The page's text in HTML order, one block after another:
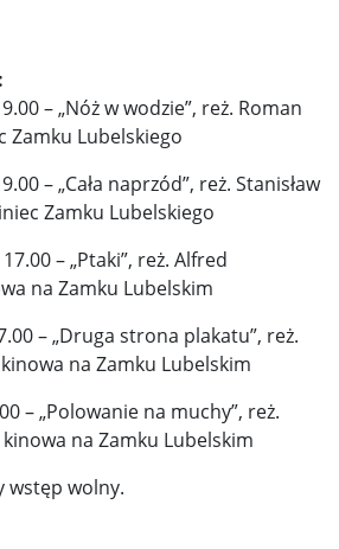
– „Nóż w wodzie”, reż. Roman
Zamku Lubelskiego
– „Cała naprzód”, reż. Stanisław
Zamku Lubelskiego
– „Ptaki”, reż. Alfred
na Zamku Lubelskim
– „Druga strona plakatu”, reż.
kinowa na Zamku Lubelskim
– „Polowanie na muchy”, reż.
na Zamku Lubelskim
wstęp wolny.